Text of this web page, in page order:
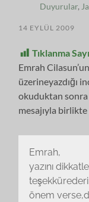
Duyurular,
14 EYLÜL 2009
Tıklanma
Emrah
üzerineyazdığı
okuduktan sonra
mesajıyla birlikte
Emrah,
yazını
önem